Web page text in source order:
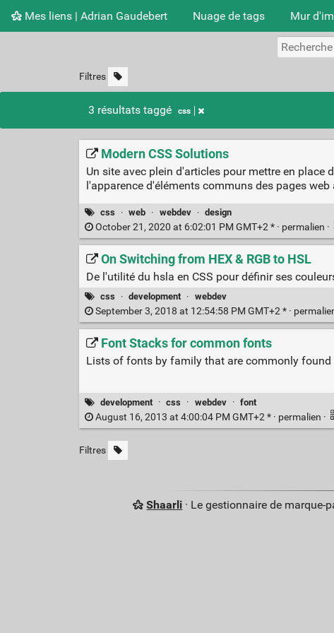
Mes liens | Adrian Gaudebert Nuage de tags Mur
Filtres
3 résultats taggé css
Modern CSS Solutions
Un site avec plein d'articles pour mettre en
l'apparence d'éléments communs des pages
css · web · webdev · design
October 21, 2020 at 6:02:01 PM GMT+2 * · permalien ·
On Switching from HEX & RGB to HSL
De l'utilité du hsla en CSS pour définir ses
css · development · webdev
September 3, 2018 at 12:54:58 PM GMT+2 * ·
Font Stacks for common fonts
Lists of fonts by family that are commonly found
development · css · webdev · font
August 16, 2013 at 4:00:04 PM GMT+2 * · permalien ·
Filtres
Shaarli · Le gestionnaire de